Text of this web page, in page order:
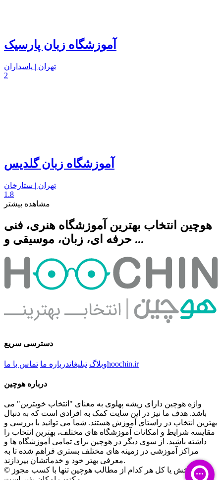
آموزشگاه زبان پارسیک
تهران | پاسداران
2
آموزشگاه زبان گلدیس
تهران | ستارخان
1.8
مشاهده بیشتر
هوچین انتخاب بهترین آموزشگاه هنری، فنی
حرفه ای، زبان، موسیقی و ...
دسترسی سریع
وبلاگ تبلیغاتدرباره ما تماس با ما hoochin.ir
درباره هوچین
واژه هوچین دارای ریشه پهلوی به معنای "انتخاب خوبترین" می
باشد. هدف ما نیز در این سایت کمک به افرادی است که به دنبال
بهترین انتخاب در راستای آموزش هستند. شما می توانید با بررسی و
مقایسه شرایط و امکانات آموزشگاه های مختلف، بهترین انتخاب را
داشته باشید. از سوی دیگر در هوچین برای تمامی آموزشگاه ها و
مراکز آموزشی در زمینه های مختلف بستری فراهم شده تا به
معرفی بهتر خود و خدماتشان بپردازند.
© کپی بخش یا کل هر کدام از مطالب هوچین تنها با کسب مجوز